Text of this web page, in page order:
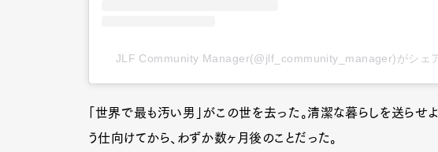
JLF Community Manager(@jlf_community_manager)がシェ
「世界で最も汚い男」がこの世を去った。清潔な暮らしを送らせ
う仕向けてから、わずか数ヶ月後のことだった。